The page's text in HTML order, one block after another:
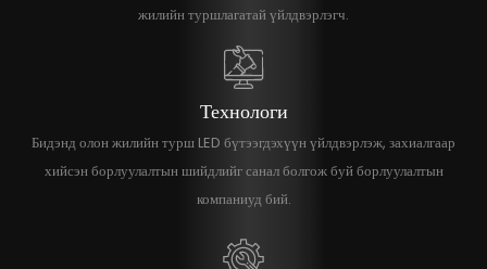
жилийн туршлагатай үйлдвэрлэгч.
Технологи
Бидэнд олон жилийн турш LED бүтээгдэхүүн үйлдвэрлэж, захиалгаар
хийсэн борлуулалтын шийдлийг санал болгож буй борлуулалтын
компаниуд бий.